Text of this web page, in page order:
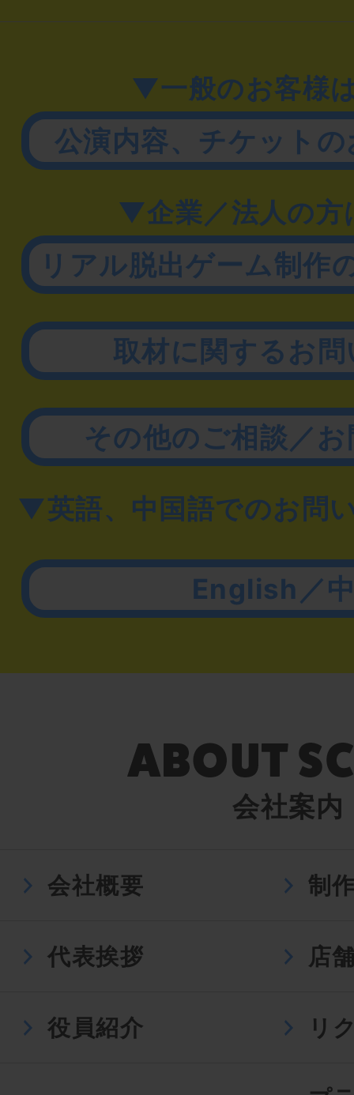
▼一般のお客様
公演内容、チケット
▼企業／法人の方
リアル脱出ゲーム制作
取材に関するお
その他のご相談／
▼英語、中国語でのお問
English／
会社案内
会社概要 制
代表挨拶 店
役員紹介 リ